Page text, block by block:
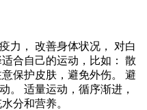
力， 改善身体状况， 对白
合自己的运动，比如： 散
保护皮肤，避免外伤。 避
。 适量运动，循序渐进，
分和营养。